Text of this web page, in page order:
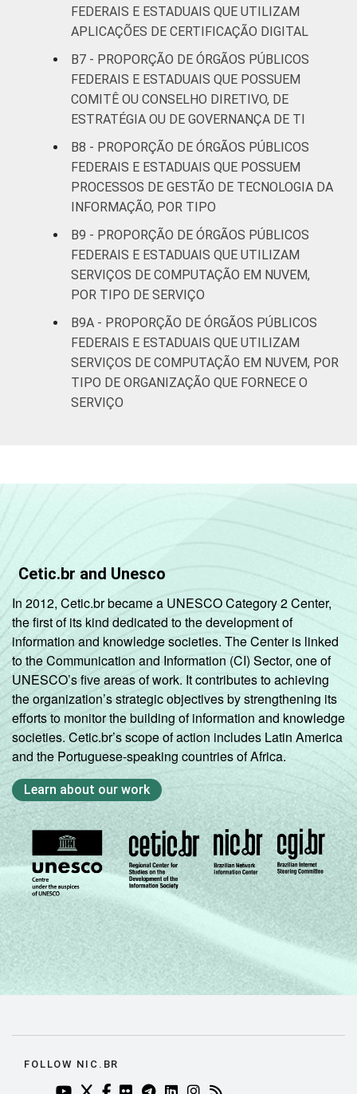
FEDERAIS E ESTADUAIS QUE UTILIZAM
APLICAÇÕES DE CERTIFICAÇÃO DIGITAL
B7 - PROPORÇÃO DE ÓRGÃOS PÚBLICOS
FEDERAIS E ESTADUAIS QUE POSSUEM
COMITÊ OU CONSELHO DIRETIVO, DE
ESTRATÉGIA OU DE GOVERNANÇA DE TI
B8 - PROPORÇÃO DE ÓRGÃOS PÚBLICOS
FEDERAIS E ESTADUAIS QUE POSSUEM
PROCESSOS DE GESTÃO DE TECNOLOGIA DA
INFORMAÇÃO, POR TIPO
B9 - PROPORÇÃO DE ÓRGÃOS PÚBLICOS
FEDERAIS E ESTADUAIS QUE UTILIZAM
SERVIÇOS DE COMPUTAÇÃO EM NUVEM,
POR TIPO DE SERVIÇO
B9A - PROPORÇÃO DE ÓRGÃOS PÚBLICOS
FEDERAIS E ESTADUAIS QUE UTILIZAM
SERVIÇOS DE COMPUTAÇÃO EM NUVEM, POR
TIPO DE ORGANIZAÇÃO QUE FORNECE O
SERVIÇO
Cetic.br and Unesco
In 2012, Cetic.br became a UNESCO Category 2 Center,
the first of its kind dedicated to the development of
information and knowledge societies. The Center is linked
to the Communication and Information (CI) Sector, one of
UNESCO’s five areas of work. It contributes to achieving
the organization’s strategic objectives by strengthening its
efforts to monitor the building of information and knowledge
societies. Cetic.br’s scope of action includes Latin America
and the Portuguese-speaking countries of Africa.
Learn about our work
FOLLOW NIC.BR